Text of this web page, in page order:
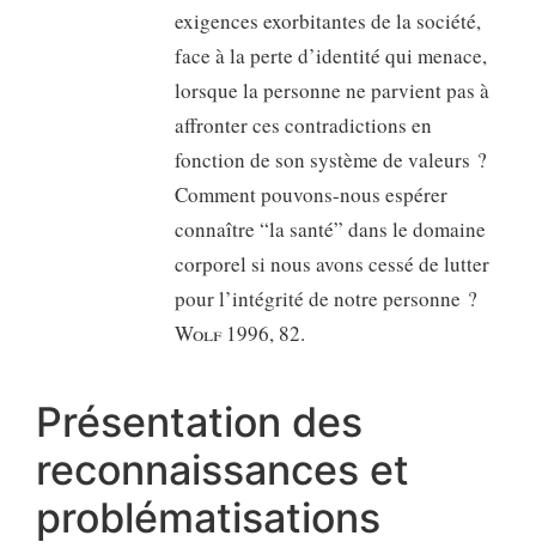
exigences exorbitantes de la société,
face à la perte d’identité qui menace,
lorsque la personne ne parvient pas à
affronter ces contradictions en
fonction de son système de valeurs ?
Comment pouvons-nous espérer
connaître “la santé” dans le domaine
corporel si nous avons cessé de lutter
pour l’intégrité de notre personne ?
Wolf1996, 82.
Présentation des
reconnaissances et
problématisations